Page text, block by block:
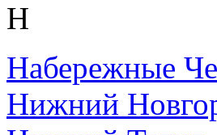
Н
Набережные
Нижний